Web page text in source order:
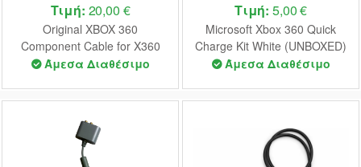
Τιμή: 20,00 €
Original XBOX 360
Component Cable for X360
USED (UNBOXED)
Άμεσα Διαθέσιμο
Τιμή: 5,00 €
Microsoft Xbox 360 Quick
Charge Kit White (UNBOXED)
Άμεσα Διαθέσιμο